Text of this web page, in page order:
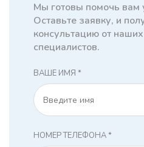
Мы готовы помочь вам
Оставьте заявку, и
консультацию от
специалистов.
ВАШЕ ИМЯ *
НОМЕР ТЕЛЕФОНА *